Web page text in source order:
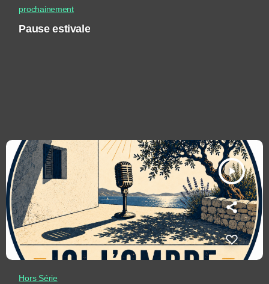
prochainement
Pause estivale
play_arrow
Hors Série